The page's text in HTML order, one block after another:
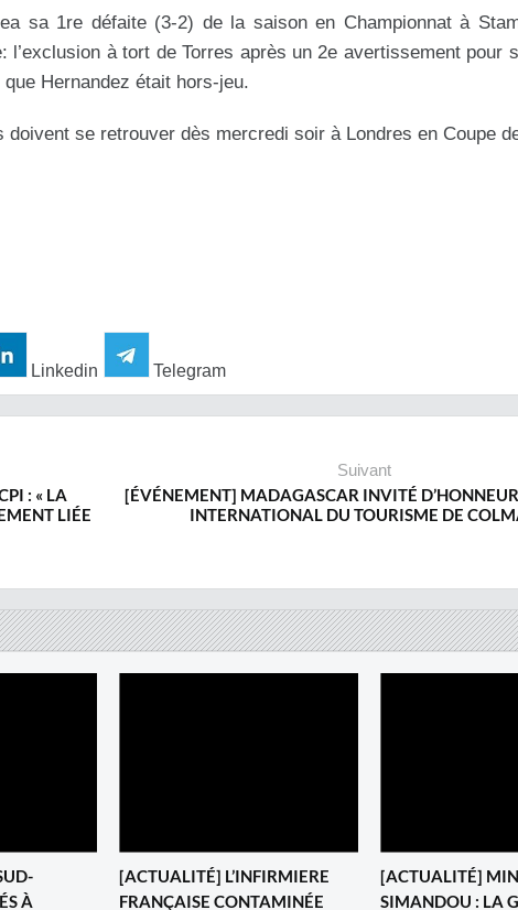
sa 1re défaite (3-2) de la saison en Championnat à
l’exclusion à tort de Torres après un 2e avertissement pour
Hernandez était hors-jeu.
se retrouver dès mercredi soir à Londres en Coupe
Linkedin Telegram
: « LA
LIÉE
Suivant
[ÉVÉNEMENT] MADAGASCAR INVITÉ
INTERNATIONAL DU TOURISME DE
À
[ACTUALITÉ] L’INFIRMIERE
FRANÇAISE CONTAMINÉE
[ACTUALITÉ]
SIMANDOU : LA